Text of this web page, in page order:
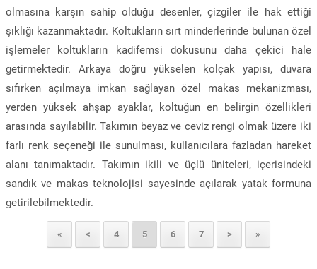
olmasına karşın sahip olduğu desenler, çizgiler ile hak ettiği
şıklığı kazanmaktadır. Koltukların sırt minderlerinde bulunan özel
işlemeler koltukların kadifemsi dokusunu daha çekici hale
getirmektedir. Arkaya doğru yükselen kolçak yapısı, duvara
sıfırken açılmaya imkan sağlayan özel makas mekanizması,
yerden yüksek ahşap ayaklar, koltuğun en belirgin özellikleri
arasında sayılabilir. Takımın beyaz ve ceviz rengi olmak üzere iki
farlı renk seçeneği ile sunulması, kullanıcılara fazladan hareket
alanı tanımaktadır. Takımın ikili ve üçlü üniteleri, içerisindeki
sandık ve makas teknolojisi sayesinde açılarak yatak formuna
getirilebilmektedir.
« < 4 5 6 7 > »